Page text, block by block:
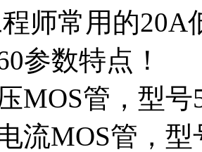
师常用的20A
参数特点！
MOS管，型
流MOS管，